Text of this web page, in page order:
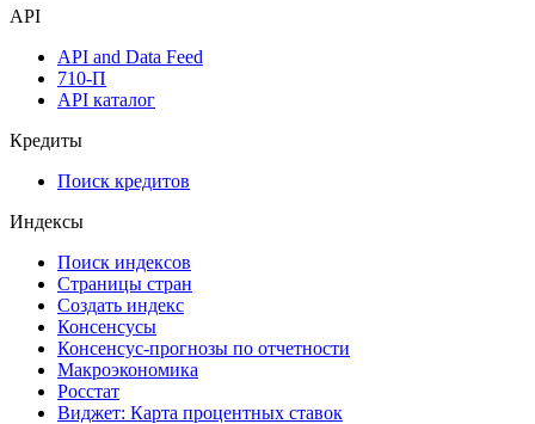
API
API and Data Feed
710-П
API каталог
Кредиты
Поиск кредитов
Индексы
Поиск индексов
Страницы стран
Создать индекс
Консенсусы
Консенсус-прогнозы по отчетности
Макроэкономика
Росстат
Виджет: Карта процентных ставок